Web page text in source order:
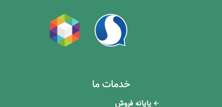
خدمات ما
پایانه فروش